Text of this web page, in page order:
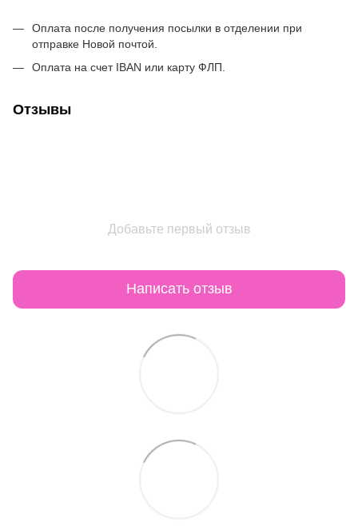
Оплата после получения посылки в отделении при
отправке Новой почтой.
Оплата на счет IBAN или карту ФЛП.
Отзывы
Добавьте первый отзыв
Написать отзыв